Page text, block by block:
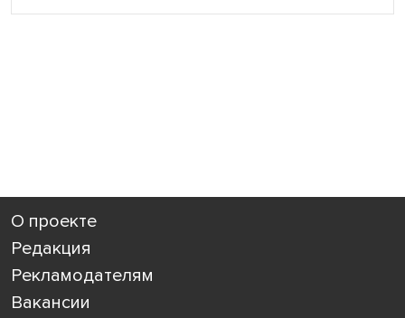
О проекте
Редакция
Рекламодателям
Вакансии